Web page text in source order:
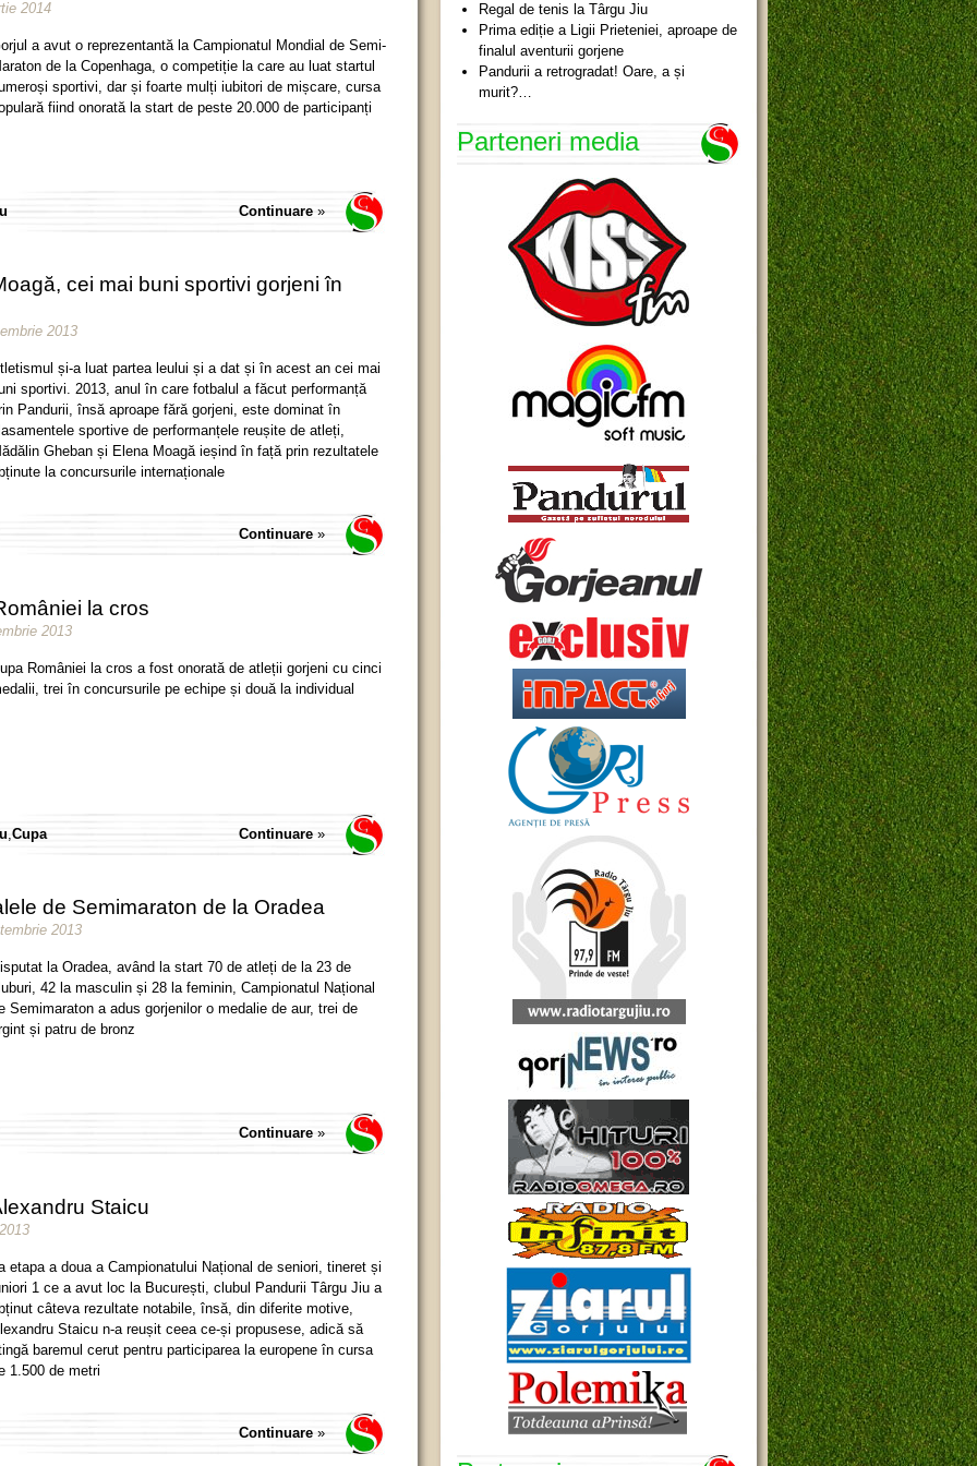
2014
a avut o reprezentantă la Campionatul Mondial de Semi-
de la Copenhaga, o competiție la care au luat startul
sportivi, dar și foarte mulți iubitori de mișcare, cursa
fiind onorată la start de peste 20.000 de participanți
Continuare »
cei mai buni sportivi gorjeni în
2013
și-a luat partea leului și a dat și în acest an cei mai
sportivi. 2013, anul în care fotbalul a făcut performanță
Pandurii, însă aproape fără gorjeni, este dominat în
sportive de performanțele reușite de atleți,
Gheban și Elena Moagă ieșind în față prin rezultatele
la concursurile internaționale
Continuare »
la cros
2013
României la cros a fost onorată de atleții gorjeni cu cinci
trei în concursurile pe echipe și două la individual
Cupa Continuare »
de Semimaraton de la Oradea
2013
la Oradea, având la start 70 de atleți de la 23 de
42 la masculin și 28 la feminin, Campionatul Național
Semimaraton a adus gorjenilor o medalie de aur, trei de
și patru de bronz
Continuare »
Staicu
etapa a doua a Campionatului Național de seniori, tineret și
1 ce a avut loc la București, clubul Pandurii Târgu Jiu a
câteva rezultate notabile, însă, din diferite motive,
Staicu n-a reușit ceea ce-și propusese, adică să
baremul cerut pentru participarea la europene în cursa
1.500 de metri
Continuare »
Regal de tenis la Târgu Jiu
Prima ediție a Ligii Prieteniei, aproape de
finalul aventurii gorjene
Pandurii a retrogradat! Oare, a și
murit?…
Parteneri media